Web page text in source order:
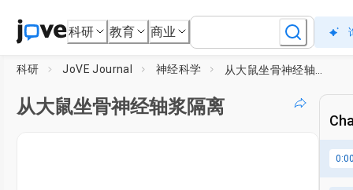
科研 教育 商业
科研 JoVE Journal 神经科学
从大鼠坐骨神经轴浆隔离